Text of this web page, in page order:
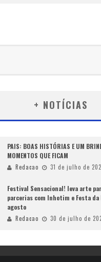
+ NOTÍCIAS
PAIS: BOAS HISTÓRIAS E UM
MOMENTOS QUE FICAM
Redacao 31 de julho de
Festival Sensacional! leva arte
parcerias com Inhotim e Festa da
agosto
Redacao 30 de julho de